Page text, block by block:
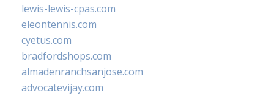
lewis-lewis-cpas.com
eleontennis.com
cyetus.com
bradfordshops.com
almadenranchsanjose.com
advocatevijay.com